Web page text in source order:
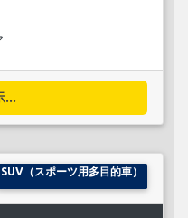
...
SUV（スポーツ用多目的車）